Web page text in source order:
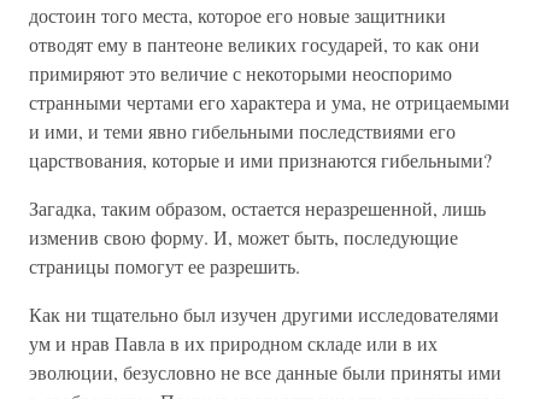
достоин того места, которое его новые защитники
отводят ему в пантеоне великих государей, то как они
примиряют это величие с некоторыми неоспоримо
странными чертами его характера и ума, не отрицаемыми
и ими, и теми явно гибельными последствиями его
царствования, которые и ими признаются гибельными?
Загадка, таким образом, остается неразрешенной, лишь
изменив свою форму. И, может быть, последующие
страницы помогут ее разрешить.
Как ни тщательно был изучен другими исследователями
ум и нрав Павла в их природном складе или в их
эволюции, безусловно не все данные были приняты ими